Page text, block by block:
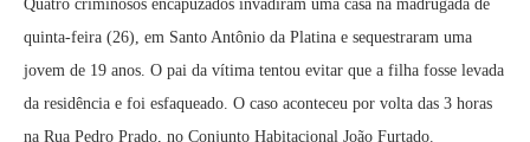
Quatro criminosos encapuzados invadiram uma casa na madrugada de
quinta-feira (26), em Santo Antônio da Platina e sequestraram uma
jovem de 19 anos. O pai da vítima tentou evitar que a filha fosse levada
da residência e foi esfaqueado. O caso aconteceu por volta das 3 horas
na Rua Pedro Prado, no Conjunto Habitacional João Furtado.